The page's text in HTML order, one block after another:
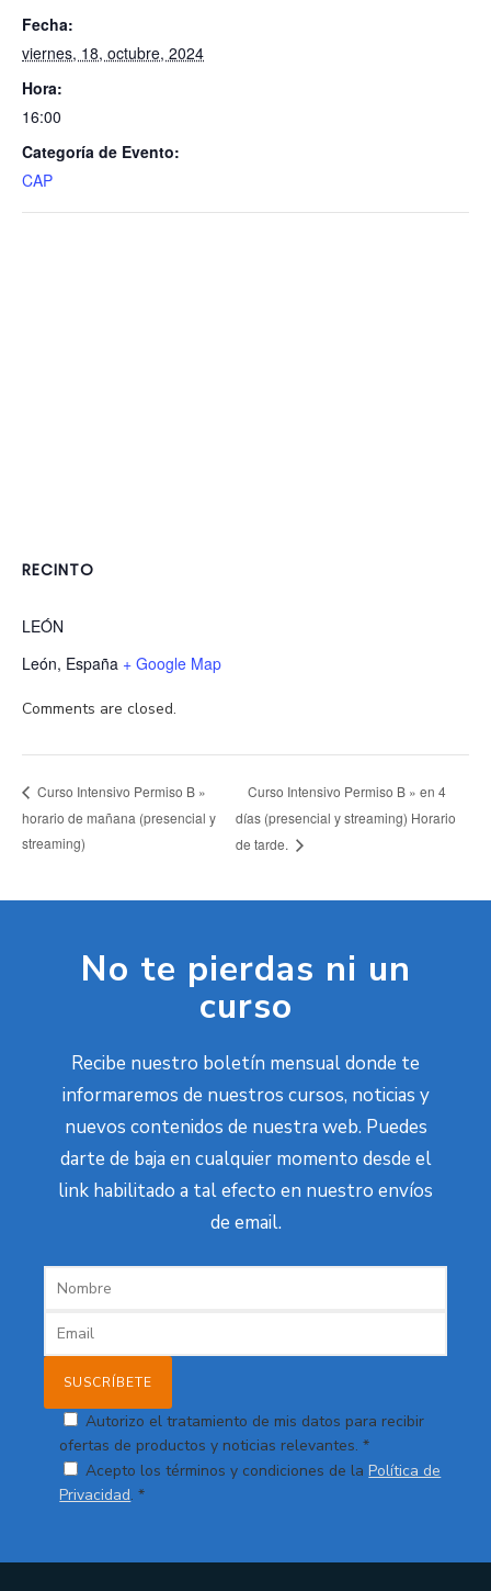
Fecha:
viernes, 18, octubre, 2024
Hora:
16:00
Categoría de Evento:
CAP
RECINTO
LEÓN
León, España + Google Map
Comments are closed.
Curso Intensivo Permiso B »
horario de mañana (presencial y
streaming)
Curso Intensivo Permiso B » en 4
días (presencial y streaming) Horario
de tarde.
No te pierdas ni un
curso
Recibe nuestro boletín mensual donde te
informaremos de nuestros cursos, noticias y
nuevos contenidos de nuestra web. Puedes
darte de baja en cualquier momento desde el
link habilitado a tal efecto en nuestro envíos
de email.
Autorizo el tratamiento de mis datos para recibir
ofertas de productos y noticias relevantes. *
Acepto los términos y condiciones de laPolítica de
Privacidad. *